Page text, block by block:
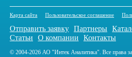
Карта сайта Пользовательское соглашение
Отправить заявку Партнеры
Статьи
О компании Контакты
© 2004-2026 АО "Интек Аналитика". Все права